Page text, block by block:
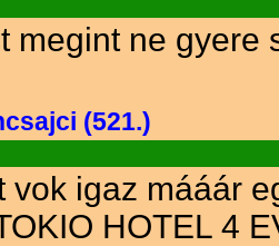
megint ne gyere
(521.)
vok igaz mááár
HOTEL 4